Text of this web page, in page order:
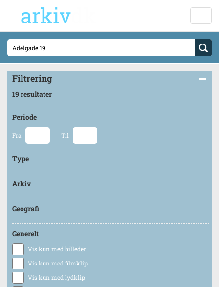
Filtrering
19 resultater
Periode
Fra Til
Type
Arkiv
Geografi
Generelt
Vis kun med billeder
Vis kun med filmklip
Vis kun med lydklip